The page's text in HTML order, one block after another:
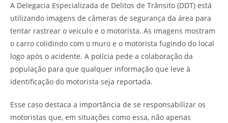
A Delegacia Especializada de Delitos de Trânsito (DDT) está
utilizando imagens de câmeras de segurança da área para
tentar rastrear o veículo e o motorista. As imagens mostram
o carro colidindo com o muro e o motorista fugindo do local
logo após o acidente. A polícia pede a colaboração da
população para que qualquer informação que leve à
identificação do motorista seja reportada.
Esse caso destaca a importância de se responsabilizar os
motoristas que, em situações como essa, não apenas